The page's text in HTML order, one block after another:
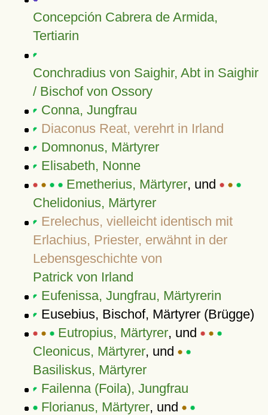
Concepción Cabrera de Armida,
Tertiarin
Conchradius von Saighir, Abt in Saighir
/ Bischof von Ossory
Conna, Jungfrau
Diaconus Reat, verehrt in Irland
Domnonus, Märtyrer
Elisabeth, Nonne
Emetherius, Märtyrer, und
Chelidonius, Märtyrer
Erelechus, vielleicht identisch mit
Erlachius, Priester, erwähnt in der
Lebensgeschichte von
Patrick von Irland
Eufenissa, Jungfrau, Märtyrerin
Eusebius, Bischof, Märtyrer (Brügge)
Eutropius, Märtyrer, und
Cleonicus, Märtyrer, und
Basiliskus, Märtyrer
Failenna (Foila), Jungfrau
Florianus, Märtyrer, und